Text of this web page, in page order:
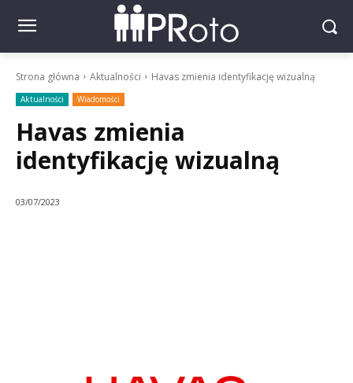
Strona główna Aktualności Havas zmienia identyfikację wizualną
Aktualności Wiadomości
Havas zmienia
identyfikację wizualną
03/07/2023